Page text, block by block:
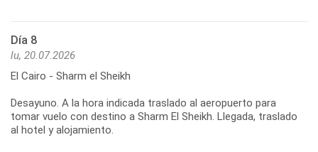
Día 8
lu, 20.07.2026
El Cairo - Sharm el Sheikh
Desayuno. A la hora indicada traslado al aeropuerto para
tomar vuelo con destino a Sharm El Sheikh. Llegada, traslado
al hotel y alojamiento.